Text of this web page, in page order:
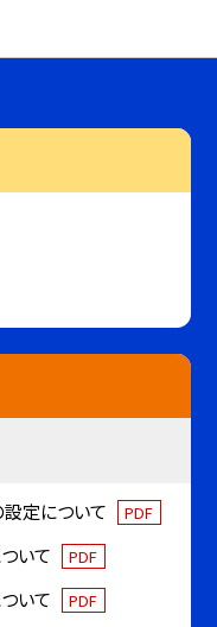
定について PDF
いて PDF
いて PDF